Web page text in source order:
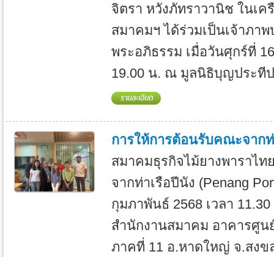
จิตรา หวังภัทราวานิช ในเ
สมาคมฯ ได้ร่วมเป็นเจ้าภา
พระอภิธรรม เมื่อวันศุกร์ที่
19.00 น. ณ มูลนิธิบุญประที
การให้การต้อนรับคณะจาก
สมาคมธุรกิจไม้ยางพาราไ
จากท่าเรือปีนัง (Penang
กุมภาพันธ์ 2568 เวลา
สำนักงานสมาคม อาคารศูน
ภาคที่ 11 อ.หาดใหญ่ จ.สงข